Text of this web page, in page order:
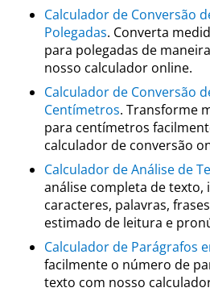
Calculador de Conversão
Polegadas. Converta
para polegadas de
nosso calculador online.
Calculador de Conversão
Centímetros. Transforme
para centímetros
calculador de conversão
Calculador de Análise de
análise completa de
caracteres, palavras,
estimado de leitura e
Calculador de Parágrafos
facilmente o número de
texto com nosso